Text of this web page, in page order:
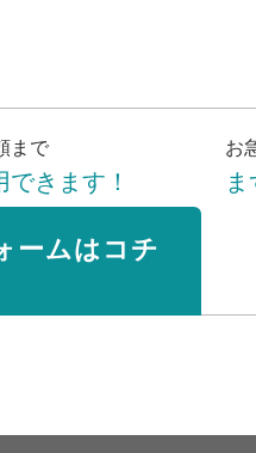
まで
きます！
ームはコチ
お